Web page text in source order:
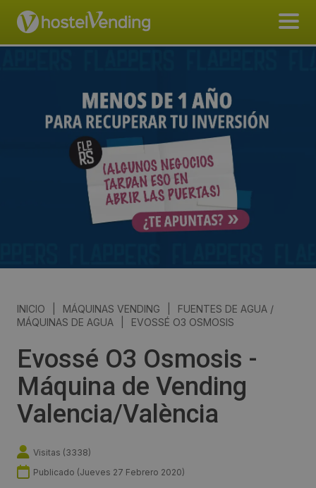
INICIO MÁQUINAS VENDING
FUENTES DE AGUA /
MÁQUINAS DE AGUA
EVOSSÉ O3 OSMOSIS
Evossé O3 Osmosis -
Máquina de Vending
Valencia/València
Visitas (3338)
Publicado (Jueves 27 Febrero 2020)